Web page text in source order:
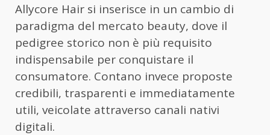
Allycore Hair si inserisce in un cambio di
paradigma del mercato beauty, dove il
pedigree storico non è più requisito
indispensabile per conquistare il
consumatore. Contano invece proposte
credibili, trasparenti e immediatamente
utili, veicolate attraverso canali nativi
digitali.